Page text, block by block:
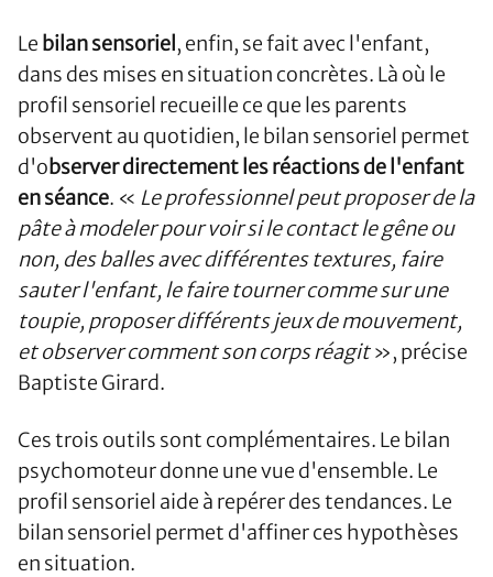
Le bilan sensoriel , enfin, se fait avec l'enfant,
dans des mises en situation concrètes. Là où le
profil sensoriel recueille ce que les parents
observent au quotidien, le bilan sensoriel permet
d'observer directement les réactions de l'enfant
en séance. « Le professionnel peut proposer de la
pâte à modeler pour voir si le contact le gêne ou
non, des balles avec différentes textures, faire
sauter l'enfant, le faire tourner comme sur une
toupie, proposer différents jeux de mouvement,
et observer comment son corps réagit», précise
Baptiste Girard.
Ces trois outils sont complémentaires. Le bilan
psychomoteur donne une vue d'ensemble. Le
profil sensoriel aide à repérer des tendances. Le
bilan sensoriel permet d'affiner ces hypothèses
en situation.